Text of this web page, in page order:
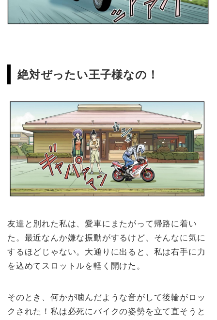
絶対ぜったい王子様なの！
友達と別れた私は、愛車にまたがって帰路に着い
た。最近なんか嫌な振動がするけど、そんなに気に
するほどじゃない。大通りに出ると、私は右手に力
を込めてスロットルを軽く開けた。
そのとき、何かが噛んだような音がして後輪がロッ
クされた！私は必死にバイクの姿勢を立て直そうと